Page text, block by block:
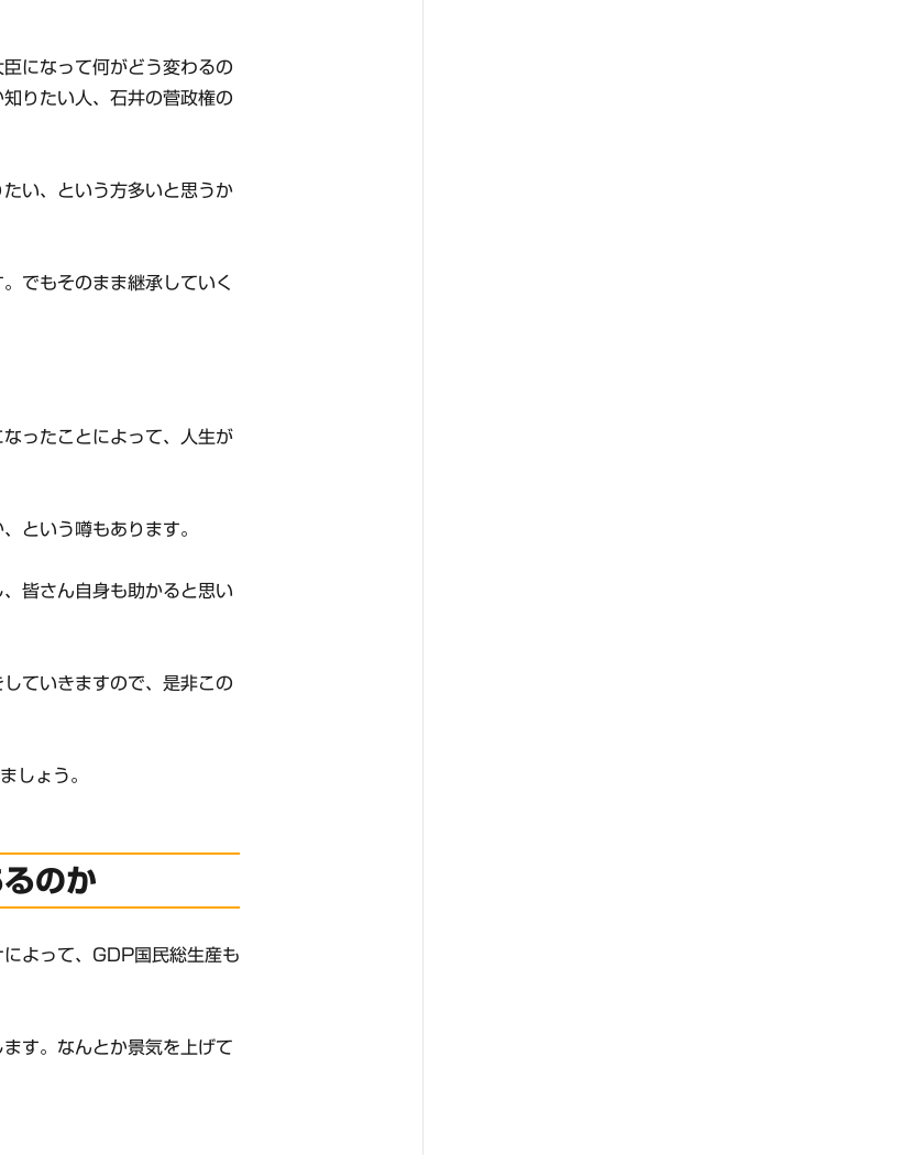
になって何がどう変わるの
りたい人、石井の菅政権の
い、という方多いと思うか
でもそのまま継承していく
ったことによって、人生が
という噂もあります。
皆さん自身も助かると思い
ていきますので、是非この
しょう。
のか
よって、GDP国民総生産も
す。なんとか景気を上げて